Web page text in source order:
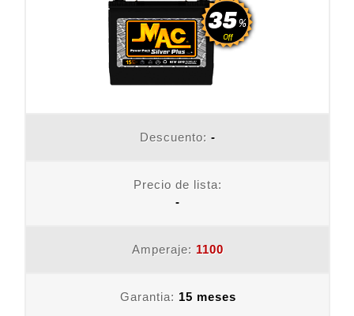
Descuento: -
Precio de lista:
-
Amperaje: 1100
Garantia: 15 meses